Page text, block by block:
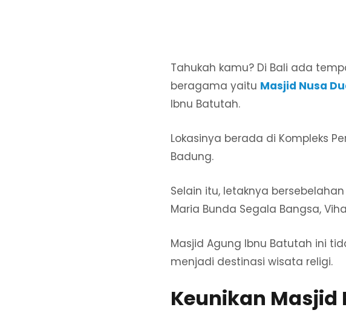
Tahukah kamu? Di Bali ada
beragama yaitu Masjid Nusa
Ibnu Batutah.
Lokasinya berada di Kompleks
Badung.
Selain itu, letaknya
Maria Bunda Segala Bangsa,
Masjid Agung Ibnu Batutah ini
menjadi destinasi wisata religi.
Keunikan Masjid